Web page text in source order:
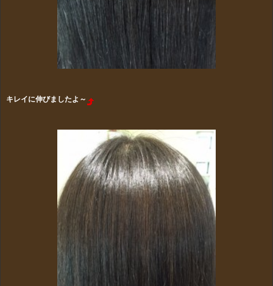
キレイに伸びましたよ～